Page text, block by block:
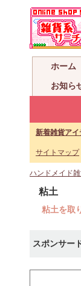
ホーム
お知ら
新着雑貨アイ
サイトマップ
ハンドメイド
粘土
粘土を取
スポンサー